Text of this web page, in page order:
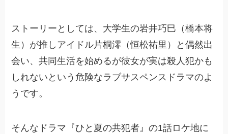
ストーリーとしては、大学生の岩井巧巳（橋本将
生）が推しアイドル片桐澪（恒松祐里）と偶然出
会い、共同生活を始めるが彼女が実は殺人犯かも
しれないという危険なラブサスペンスドラマのよ
うです。
そんなドラマ『ひと夏の共犯者』の1話ロケ地に